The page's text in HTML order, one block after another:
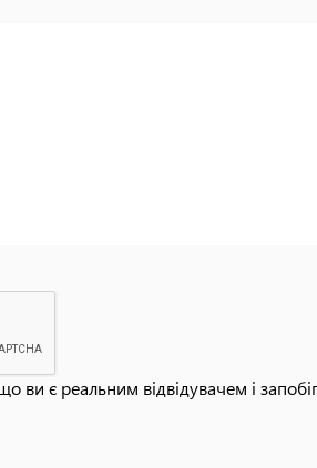
ви є реальним відвідувачем і